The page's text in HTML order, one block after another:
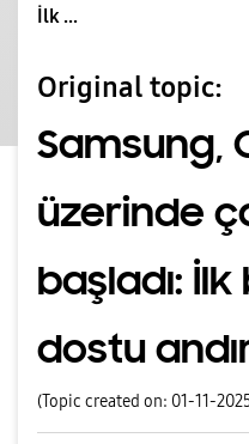
İlk ...
Original topic:
Samsung,
üzerinde
başladı:
dostu
(Topic created on: 01-11-